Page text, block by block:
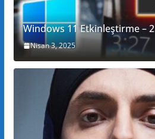
Windows 11 Etkinleştirme –
Nisan 3, 2025